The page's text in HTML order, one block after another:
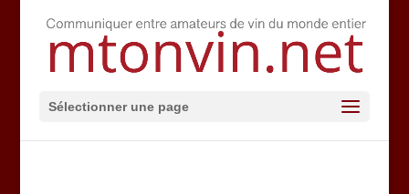
Sélectionner une page